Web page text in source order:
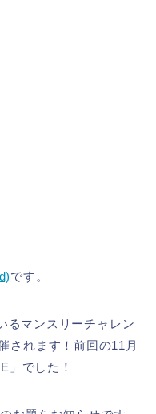
です。
るマンスリーチャレン
されます！前回の11月
」でした！